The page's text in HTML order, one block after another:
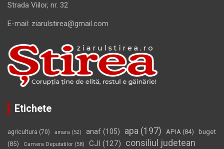
Strada Viilor, nr. 32
E-mail: ziarulstirea@gmail.com
Etichete
agricultura (70) amara (52) anaf (105) apa (197) APIA (84)
buget
(85)
Camera Deputatilor (58) CJI (127)
consiliul judetean